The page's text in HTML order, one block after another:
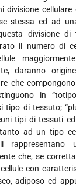
divisione cellulare
stessa ed ad
divisione di
il numero di
daranno
che
in
tipo di tessuto;
tipi di tessuti ed
ad un tipo
rappresentano
che, se
con
adiposo ed